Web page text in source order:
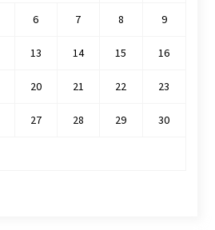
6 7 8 9
13 14 15 16
20 21 22 23
27 28 29 30